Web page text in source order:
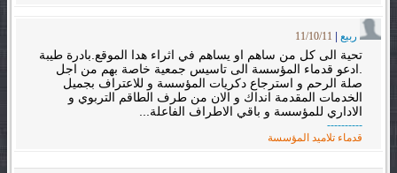
ربيع |
11/10/11
تحية الى كل من ساهم او يساهم في اثراء هدا الموقع.بادرة طيبة
.ادعو قدماء المؤسسة الى تاسيس جمعية خاصة بهم من اجل
صلة الرحم و استرجاع دكريات المؤسسة و للاعتراف بجميل
الخدمات المقدمة انداك و الان من طرف الطاقم التربوي و
الاداري للمؤسسة و باقي الاطراف الفاعلة...
----------
قدماء تلاميد المؤسسة